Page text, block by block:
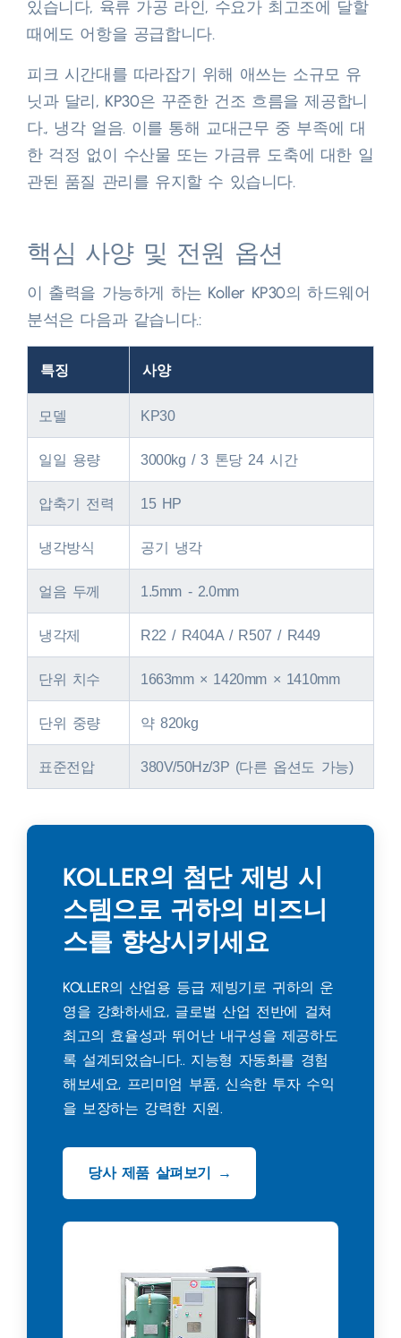
있습니다, 육류 가공 라인, 수요가 최고조에 달할
때에도 어항을 공급합니다.​
피크 시간대를 따라잡기 위해 애쓰는 소규모 유
닛과 달리, KP30은 꾸준한 건조 흐름을 제공합니
다., 냉각 얼음. 이를 통해 교대근무 중 부족에 대
한 걱정 없이 수산물 또는 가금류 도축에 대한 일
관된 품질 관리를 유지할 수 있습니다.​
핵심 사양 및 전원 옵션
이 출력을 가능하게 하는 Koller KP30의 하드웨어
분석은 다음과 같습니다.:
특징 사양
모델 KP30
일일 용량 3000kg / 3 톤당 24 시간
압축기 전력 15 HP
냉각방식 공기 냉각
얼음 두께 1.5mm - 2.0mm
냉각제 R22 / R404A / R507 / R449
단위 치수 1663mm × 1420mm × 1410mm
단위 중량 약 820kg
표준전압 380V/50Hz/3P (다른 옵션도 가능)
KOLLER의 첨단 제빙 시
스템으로 귀하의 비즈니
스를 향상시키세요
KOLLER의 산업용 등급 제빙기로 귀하의 운
영을 강화하세요, 글로벌 산업 전반에 걸쳐
최고의 효율성과 뛰어난 내구성을 제공하도
록 설계되었습니다.. 지능형 자동화를 경험
해보세요, 프리미엄 부품, 신속한 투자 수익
을 보장하는 강력한 지원.
당사 제품 살펴보기 →